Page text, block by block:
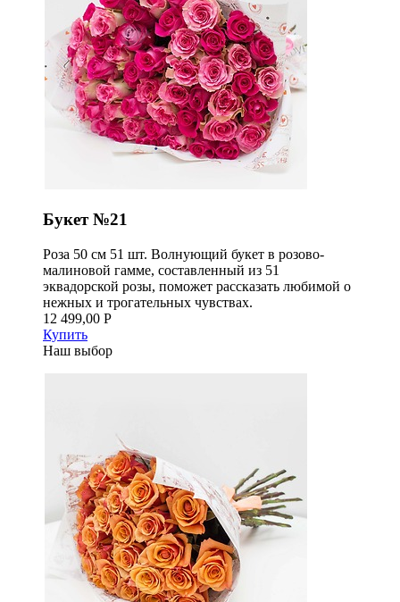
Букет №21
Роза 50 см 51 шт. Волнующий букет в розово-
малиновой гамме, составленный из 51
эквадорской розы, поможет рассказать любимой о
нежных и трогательных чувствах.
12 499,00 Р
Купить
Наш выбор